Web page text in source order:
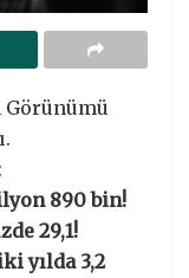
Görünümü
890 bin!
29,1!
yılda 3,2